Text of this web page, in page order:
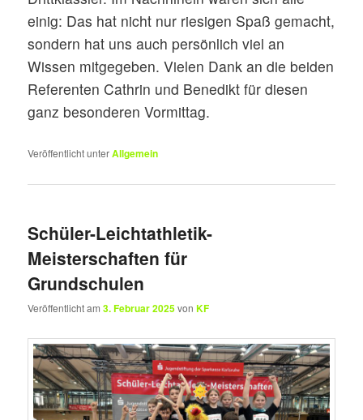
einig: Das hat nicht nur riesigen Spaß gemacht,
sondern hat uns auch persönlich viel an
Wissen mitgegeben. Vielen Dank an die beiden
Referenten Cathrin und Benedikt für diesen
ganz besonderen Vormittag.
Veröffentlicht unterAllgemein
Schüler-Leichtathletik-
Meisterschaften für
Grundschulen
Veröffentlicht am3. Februar 2025vonKF